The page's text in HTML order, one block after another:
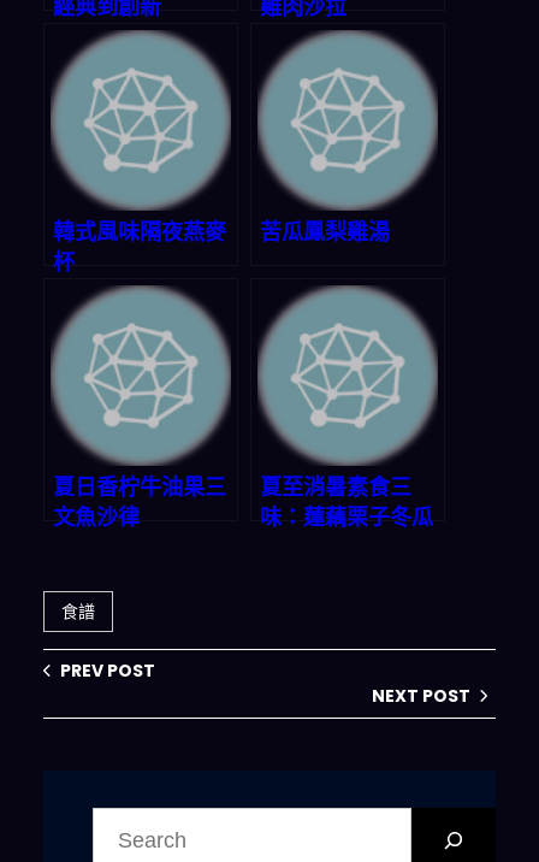
經典到創新 雞肉沙拉
韓式風味隔夜燕麥
杯
苦瓜鳳梨雞湯
夏日香柠牛油果三
文魚沙律
夏至消暑素食三
味：蓮藕栗子冬瓜
食譜
PREV POST
NEXT POST